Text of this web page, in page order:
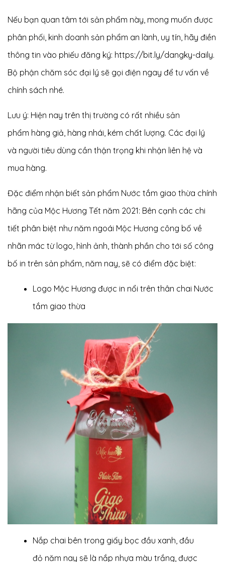
Nếu bạn quan tâm tới sản phẩm này, mong muốn được
phân phối, kinh doanh sản phẩm an lành, uy tín, hãy điền
thông tin vào phiếu đăng ký: https://bit.ly/dangky-daily.
Bộ phận chăm sóc đại lý sẽ gọi điện ngay để tư vấn về
chính sách nhé.
Lưu ý: Hiện nay trên thị trường có rất nhiều sản
phẩm hàng giả, hàng nhái, kém chất lượng. Các đại lý
và người tiêu dùng cần thận trọng khi nhận liên hệ và
mua hàng.
Đặc điểm nhận biết sản phẩm Nước tắm giao thừa chính
hãng của Mộc Hương Tết năm 2021: Bên cạnh các chi
tiết phân biệt như năm ngoái Mộc Hương công bố về
nhãn mác từ logo, hình ảnh, thành phần cho tới số công
bố in trên sản phẩm, năm nay, sẽ có điểm đặc biệt:
Logo Mộc Hương được in nổi trên thân chai Nước
tắm giao thừa
Nắp chai bên trong giấy bọc đầu xanh, đầu
đỏ năm nay sẽ là nắp nhựa màu trắng, được